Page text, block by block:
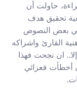
حاولت أن
تحقيق هدف
في بعض النصوص
القارئ واشراكه
ان نجحت فهذا
أخطأت فعزائي